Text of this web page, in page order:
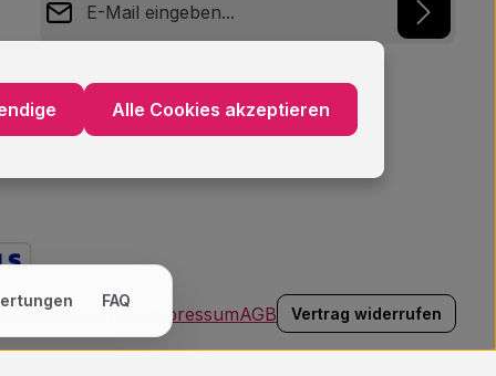
Ich habe dieDatenschutzbestimmungen
Kenntnis genommen und die
gelesen und
Datenschutz ImpressumAGB Vertrag widerrufen
Alle Cookies akzeptieren
FAQ